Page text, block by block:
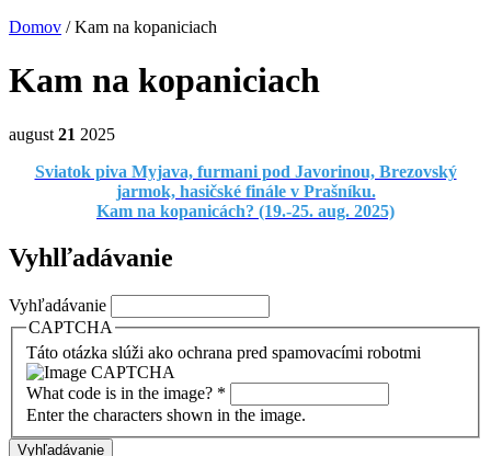
Domov /Kam na kopaniciach
Kam na kopaniciach
august 21 2025
Sviatok piva Myjava, furmani pod Javorinou, Brezovský
jarmok, hasičské finále v Prašníku.
Kam na kopanicách? (19.-25. aug. 2025)
Vyhlľadávanie
Vyhľadávanie
CAPTCHA
Táto otázka slúži ako ochrana pred spamovacími robotmi
What code is in the image? *
Enter the characters shown in the image.